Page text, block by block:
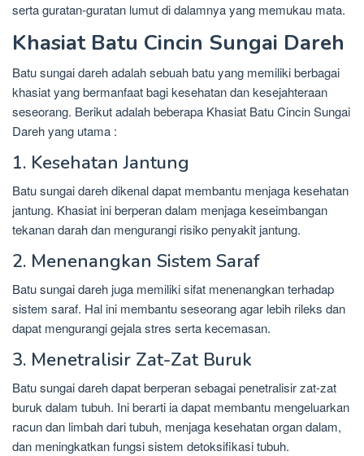
serta guratan-guratan lumut di dalamnya yang memukau mata.
Khasiat Batu Cincin Sungai Dareh
Batu sungai dareh adalah sebuah batu yang memiliki berbagai
khasiat yang bermanfaat bagi kesehatan dan kesejahteraan
seseorang. Berikut adalah beberapa Khasiat Batu Cincin Sungai
Dareh yang utama :
1. Kesehatan Jantung
Batu sungai dareh dikenal dapat membantu menjaga kesehatan
jantung. Khasiat ini berperan dalam menjaga keseimbangan
tekanan darah dan mengurangi risiko penyakit jantung.
2. Menenangkan Sistem Saraf
Batu sungai dareh juga memiliki sifat menenangkan terhadap
sistem saraf. Hal ini membantu seseorang agar lebih rileks dan
dapat mengurangi gejala stres serta kecemasan.
3. Menetralisir Zat-Zat Buruk
Batu sungai dareh dapat berperan sebagai penetralisir zat-zat
buruk dalam tubuh. Ini berarti ia dapat membantu mengeluarkan
racun dan limbah dari tubuh, menjaga kesehatan organ dalam,
dan meningkatkan fungsi sistem detoksifikasi tubuh.